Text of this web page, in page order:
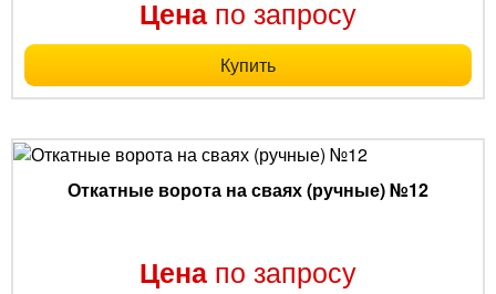
Цена по запросу
Купить
Откатные ворота на сваях (ручные) №12
Цена по запросу